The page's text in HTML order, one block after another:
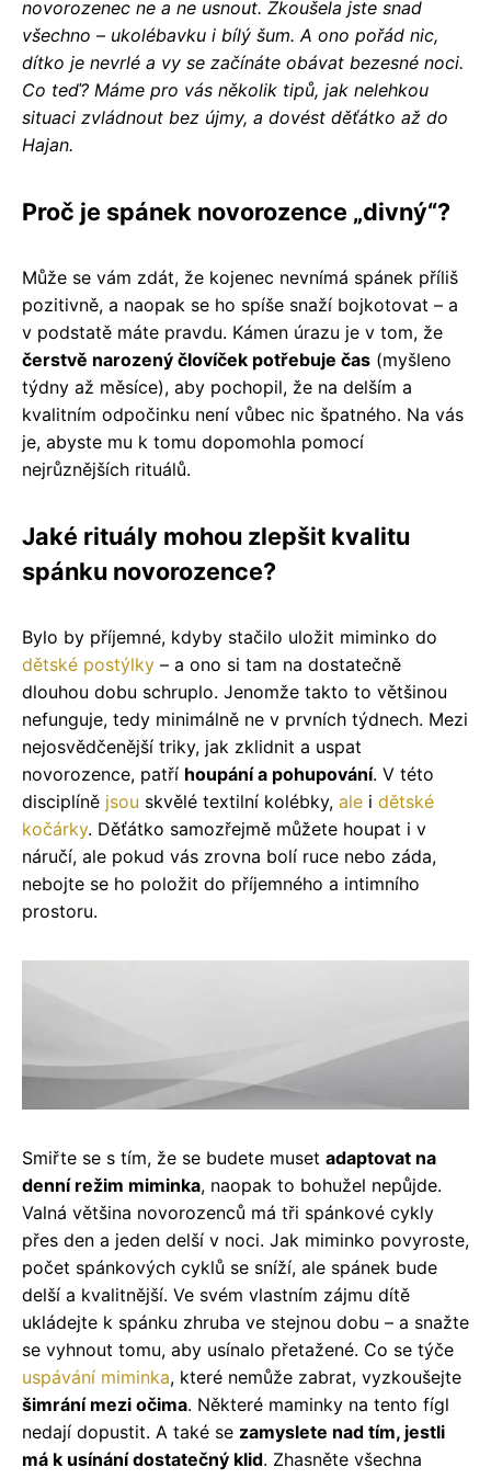
novorozenec ne a ne usnout. Zkoušela jste snad
všechno – ukolébavku i bílý šum. A ono pořád nic,
dítko je nevrlé a vy se začínáte obávat bezesné noci.
Co teď? Máme pro vás několik tipů, jak nelehkou
situaci zvládnout bez újmy, a dovést děťátko až do
Hajan.
​Proč je spánek novorozence „divný“?
Může se vám zdát, že kojenec nevnímá spánek příliš
pozitivně, a naopak se ho spíše snaží bojkotovat – a
v podstatě máte pravdu. Kámen úrazu je v tom, že
čerstvě narozený človíček potřebuje čas (myšleno
týdny až měsíce), aby pochopil, že na delším a
kvalitním odpočinku není vůbec nic špatného. Na vás
je, abyste mu k tomu dopomohla pomocí
nejrůznějších rituálů.
​Jaké rituály mohou zlepšit kvalitu
spánku novorozence?
Bylo by příjemné, kdyby stačilo uložit miminko do
dětské postýlky – a ono si tam na dostatečně
dlouhou dobu schruplo. Jenomže takto to většinou
nefunguje, tedy minimálně ne v prvních týdnech. Mezi
nejosvědčenější triky, jak zklidnit a uspat
novorozence, patří houpání a pohupování. V této
disciplíně jsou skvělé textilní kolébky, ale i dětské
kočárky. Děťátko samozřejmě můžete houpat i v
náručí, ale pokud vás zrovna bolí ruce nebo záda,
nebojte se ho položit do příjemného a intimního
prostoru.
Smiřte se s tím, že se budete muset adaptovat na
denní režim miminka, naopak to bohužel nepůjde.
Valná většina novorozenců má tři spánkové cykly
přes den a jeden delší v noci. Jak miminko povyroste,
počet spánkových cyklů se sníží, ale spánek bude
delší a kvalitnější. Ve svém vlastním zájmu dítě
ukládejte k spánku zhruba ve stejnou dobu – a snažte
se vyhnout tomu, aby usínalo přetažené. Co se týče
uspávání miminka, které nemůže zabrat, vyzkoušejte
šimrání mezi očima. Některé maminky na tento fígl
nedají dopustit. A také se zamyslete nad tím, jestli
má k usínání dostatečný klid. Zhasněte všechna